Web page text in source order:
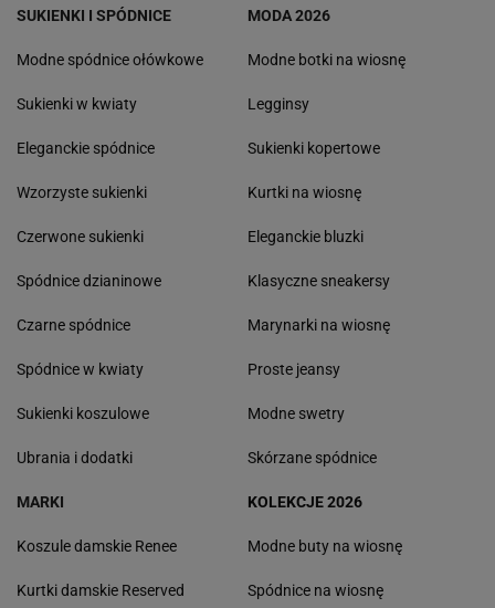
SUKIENKI I SPÓDNICE
Modne spódnice ołówkowe
Sukienki w kwiaty
Eleganckie spódnice
Wzorzyste sukienki
Czerwone sukienki
Spódnice dzianinowe
Czarne spódnice
Spódnice w kwiaty
Sukienki koszulowe
Ubrania i dodatki
MODA 2026
Modne botki na wiosnę
Legginsy
Sukienki kopertowe
Kurtki na wiosnę
Eleganckie bluzki
Klasyczne sneakersy
Marynarki na wiosnę
Proste jeansy
Modne swetry
Skórzane spódnice
MARKI
Koszule damskie Renee
Kurtki damskie Reserved
KOLEKCJE 2026
Modne buty na wiosnę
Spódnice na wiosnę